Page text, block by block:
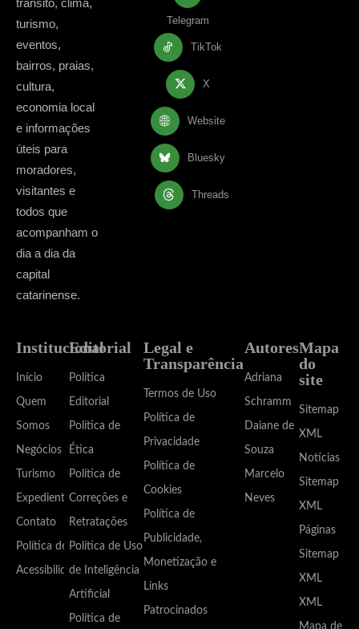
turismo,
eventos,
bairros, praias,
cultura,
economia local
e informações
úteis para
moradores,
visitantes e
todos que
acompanham o
dia a dia da
capital
catarinense.
Telegram
TikTok
X
Website
Bluesky
Threads
Institucional
Início
Quem
Somos
Negócios
Turismo
Expediente
Contato
Política de
Acessibilidade
Editorial
Política
Editorial
Política de
Ética
Política de
Correções e
Retratações
Política de Uso
de Inteligência
Artificial
Política de
Legal e
Transparência
Termos de Uso
Política de
Privacidade
Política de
Cookies
Política de
Publicidade,
Monetização e
Links
Patrocinados
Autores
Adriana
Schramm
Daiane de
Souza
Marcelo
Neves
Mapa
do
site
Sitemap
XML
Notícias
Sitemap
XML
Páginas
Sitemap
XML
XML
Mapa de